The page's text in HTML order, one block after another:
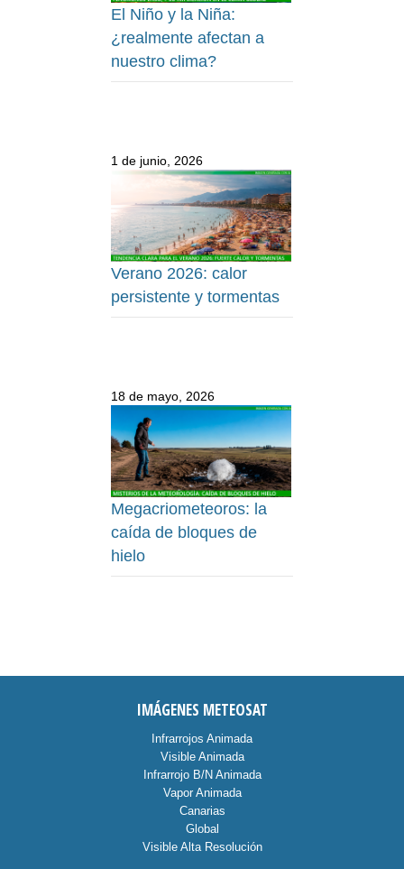
El Niño y la Niña:
¿realmente afectan a
nuestro clima?
1 de junio, 2026
Verano 2026: calor
persistente y tormentas
18 de mayo, 2026
Megacriometeoros: la
caída de bloques de
hielo
IMÁGENES METEOSAT
Infrarrojos Animada
Visible Animada
Infrarrojo B/N Animada
Vapor Animada
Canarias
Global
Visible Alta Resolución